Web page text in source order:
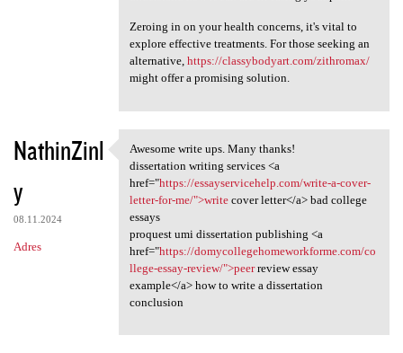
Zeroing in on your health concerns, it's vital to
explore effective treatments. For those seeking an
alternative, https://classybodyart.com/zithromax/
might offer a promising solution.
NathinZinl
y
08.11.2024
Adres
Awesome write ups. Many
Awesome write ups. Many thanks!
dissertation writing services <a
href="https://essayservicehelp.com/write-a-cover-
letter-for-me/">writecover letter</a> bad college
essays
proquest umi dissertation publishing <a
href="https://domycollegehomeworkforme.com/co
llege-essay-review/">peerreview essay
example</a> how to write a dissertation
conclusion